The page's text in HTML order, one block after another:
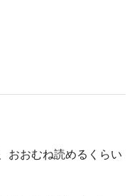
おおむね読めるくらい